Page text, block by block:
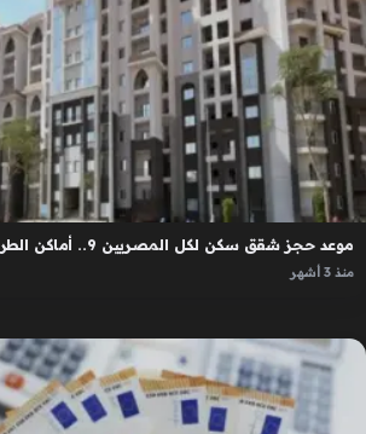
موعد حجز شقق سكن لكل المصريين 9.. أماكن الطرح وتفاصيل الأسعار
منذ 3 أشهر